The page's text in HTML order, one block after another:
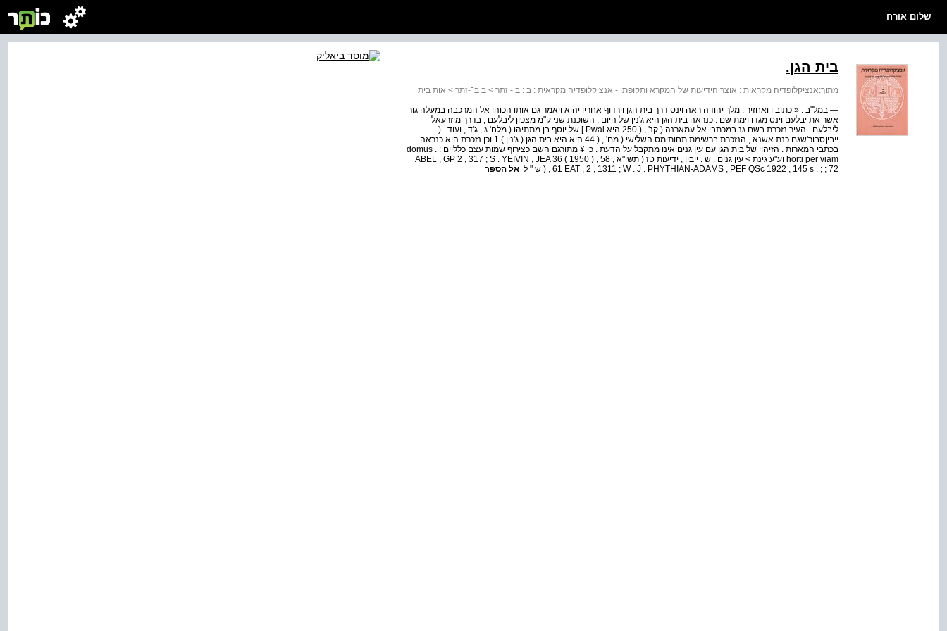
שלום אורח
בית הגן.
מתוך:אנציקלופדיה מקראית : אוצר הידיעות של המקרא ותקופתו - אנציקלופדיה מקראית : ב : ב - זתר > ב ב־-זתר > אות בית
— במל"ב : « כתוב ו ואחזיר . מלך יהודה ראה וינס דרך בית הגן וירדוף אחריו יהוא ויאמר גם אותו הכוהו אל המרכבה במעלה גור
אשר את יבלעם וינס מגדו וימת שם . כנראה בית הגן היא ג'נין של היום , השוכנת שני ק"מ מצפון ליבלעם , בדרך מיזרעאל
ליבלעם . העיר נזכרת בשם גנ במכתבי אל עמארנה ( קנ' , ( 250 היא Pwai ] של יוסף בן מתתיהו ( מלח' ג , ג'ד , ועוד . (
ייביןסבור'שגם כנת אשנא , הנזכרת ברשימת תחותימס השלישי ( מם' , ( 44 היא היא בית הגן ( ג'נין ) 1 וכן נזכרת היא כנראה
בכתבי המארות . הזיהוי של בית הגן עם עין גנים אינו מתקבל על הדעת . כי ¥ מתורגם השם כצירוף שמות עצם כלליים : . domus
horti per viam וע"ע גינת > עין גנים . ש . ייבין , ידיעות טז ( תשי"א ABEL , GP 2 , 317 ; S . YEIVIN , JEA 36 ( 1950 ) , 58 ,
61 EAT , 2 , 1311 ; W . J . PHYTHIAN-ADAMS , PEF QSc 1922 , 145 s . ; ; 72 , ( ש " ל
אל הספר